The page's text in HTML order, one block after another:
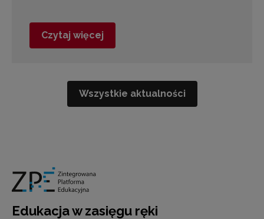
Czytaj więcej
Wszystkie aktualności
Edukacja w zasięgu ręki